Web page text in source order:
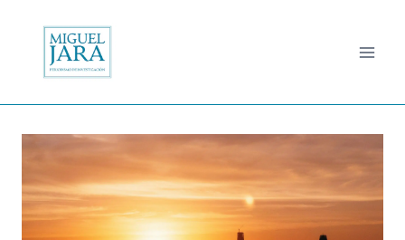
contenido